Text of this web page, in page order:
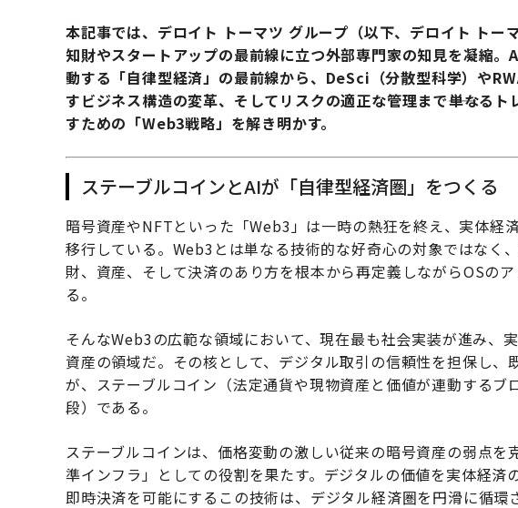
本記事では、デロイト トーマツ グループ（以下、デロイト トー
知財やスタートアップの最前線に立つ外部専門家の知見を凝縮
動する「自律型経済」の最前線から、DeSci（分散型科学）や
すビジネス構造の変革、そしてリスクの適正な管理まで――単なる
すための「Web3戦略」を解き明かす。
ステーブルコインとAIが「自律型経済圏」をつくる
暗号資産やNFTといった「Web3」は一時の熱狂を終え、実体経
移行している。Web3とは単なる技術的な好奇心の対象ではなく
財、資産、そして決済のあり方を根本から再定義しながらOSの
る。
そんなWeb3の広範な領域において、現在最も社会実装が進み、
資産の領域だ。その核として、デジタル取引の信頼性を担保し
が、ステーブルコイン（法定通貨や現物資産と価値が連動するブ
段）である。
ステーブルコインは、価格変動の激しい従来の暗号資産の弱点
準インフラ」としての役割を果たす。デジタルの価値を実体経済
即時決済を可能にするこの技術は、デジタル経済圏を円滑に循環